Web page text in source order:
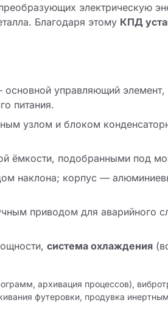
электрическую
Благодаря этому КПД
управляющий элемент,
питания.
узлом и блоком
ёмкости, подобранными под
наклона; корпус —
приводом для аварийного
система охлаждения
архивация процессов),
футеровки, продувка